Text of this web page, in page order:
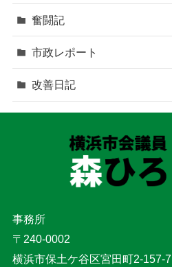
奮闘記
市政レポート
改善日記
事務所
〒240-0002
横浜市保土ケ谷区宮田町2-157-7